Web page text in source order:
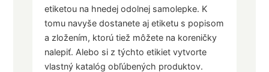
etiketou na hnedej odolnej samolepke. K
tomu navyše dostanete aj etiketu s popisom
a zložením, ktorú tiež môžete na koreničky
nalepiť. Alebo si z týchto etikiet vytvorte
vlastný katalóg obľúbených produktov.